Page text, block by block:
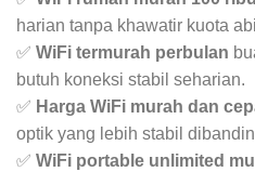
harian tanpa khawatir kuota
✅ WiFi termurah perbulan
butuh koneksi stabil seharian.
✅ Harga WiFi murah dan
optik yang lebih stabil
✅ WiFi portable unlimited